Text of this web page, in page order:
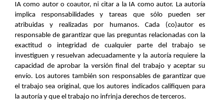
IA como autor o coautor, ni citar a la IA como autor. La autoría
implica responsabilidades y tareas que sólo pueden ser
atribuidas y realizadas por humanos. Cada (co)autor es
responsable de garantizar que las preguntas relacionadas con la
exactitud o integridad de cualquier parte del trabajo se
investiguen y resuelvan adecuadamente y la autoría requiere la
capacidad de aprobar la versión final del trabajo y aceptar su
envío. Los autores también son responsables de garantizar que
el trabajo sea original, que los autores indicados califiquen para
la autoría y que el trabajo no infrinja derechos de terceros.